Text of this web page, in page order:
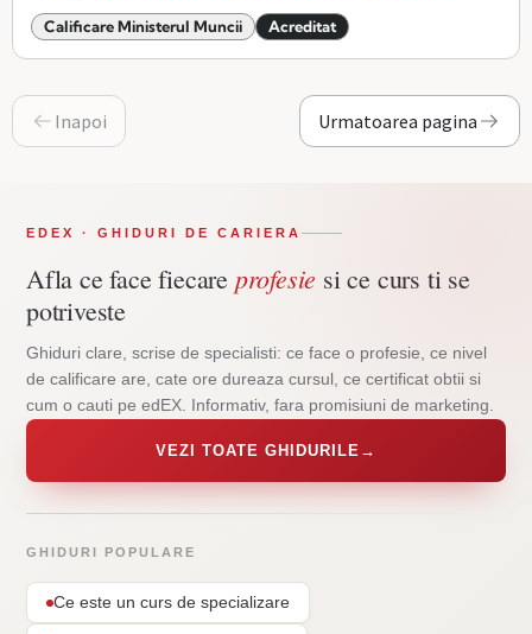
Calificare Ministerul Muncii Acreditat
Inapoi Urmatoarea pagina
EDEX · GHIDURI DE CARIERA
Afla ce face fiecare profesie si ce curs ti se
potriveste
Ghiduri clare, scrise de specialisti: ce face o profesie, ce nivel
de calificare are, cate ore dureaza cursul, ce certificat obtii si
cum o cauti pe edEX. Informativ, fara promisiuni de marketing.
VEZI TOATE GHIDURILE →
GHIDURI POPULARE
Ce este un curs de specializare